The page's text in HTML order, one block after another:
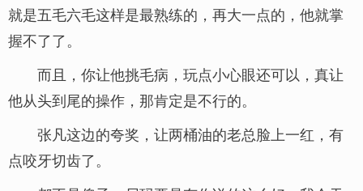
就是五毛六毛这样是最熟练的，再大一点的，他就掌
握不了了。
而且，你让他挑毛病，玩点小心眼还可以，真让
他从头到尾的操作，那肯定是不行的。
张凡这边的夸奖，让两桶油的老总脸上一红，有
点咬牙切齿了。